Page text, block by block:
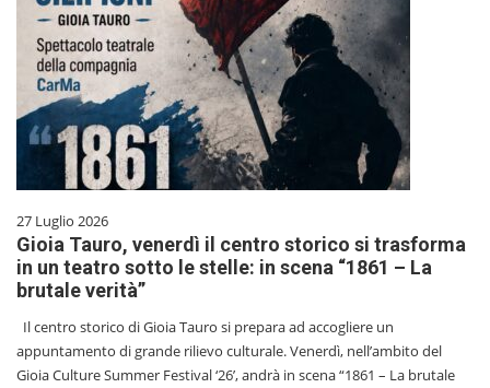
27 Luglio 2026
Gioia Tauro, venerdì il centro storico si trasforma
in un teatro sotto le stelle: in scena “1861 – La
brutale verità”
Il centro storico di Gioia Tauro si prepara ad accogliere un
appuntamento di grande rilievo culturale. Venerdì, nell’ambito del
Gioia Culture Summer Festival ‘26’, andrà in scena “1861 – La brutale